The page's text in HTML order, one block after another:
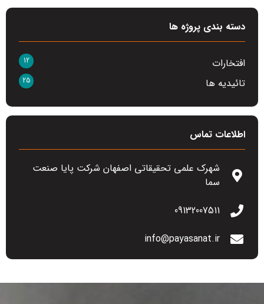
دسته بندی پروژه ها
افتخارات 12
تائیدیه ها 25
اطلاعات تماس
شهرک علمی تحقیقاتی اصفهان شرکت پایا صنعت
سما
09132007511
info@payasanat.ir